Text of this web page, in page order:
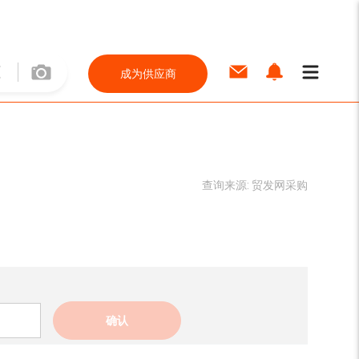
成为供应商
查询来源: 贸发网采购
确认